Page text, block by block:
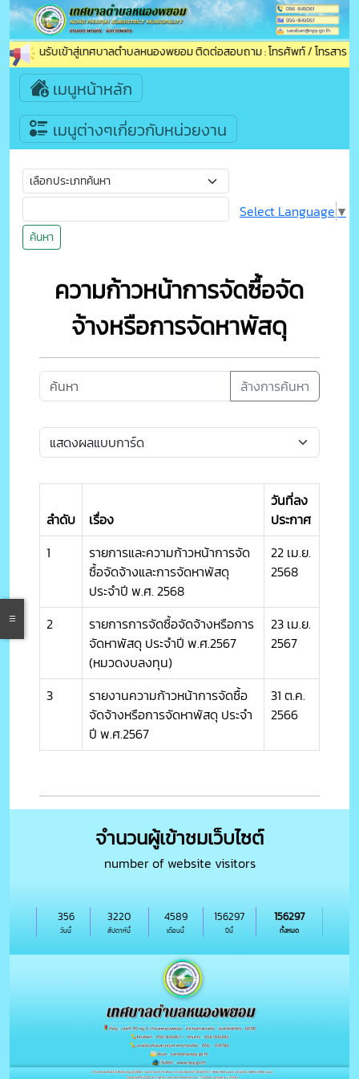
ยินดีต้อนรับเข้าสู่เทศบาลตำบลหนองพยอม ติดต่อสอบถาม : โทรศัพท์ / โทรสาร (แ
เมนูหน้าหลัก
เมนูต่างๆเกี่ยวกับหน่วยงาน
ค้นหา
Select Language ▼
ความก้าวหน้าการจัดซื้อจัด
จ้างหรือการจัดหาพัสดุ
ล้างการค้นหา
ลำดับ เรื่อง
วันที่ลง
ประกาศ
1
รายการและความก้าวหน้าการจัด
ซื้อจัดจ้างและการจัดหาพัสดุ
ประจำปี พ.ศ. 2568
22 เม.ย.
2568
2
รายการการจัดซื้อจัดจ้างหรือการ
จัดหาพัสดุ ประจำปี พ.ศ.2567
(หมวดงบลงทุน)
23 เม.ย.
2567
3
รายงานความก้าวหน้าการจัดซื้อ
จัดจ้างหรือการจัดหาพัสดุ ประจำ
ปี พ.ศ.2567
31 ต.ค.
2566
จำนวนผู้เข้าชมเว็บไซต์
number of website visitors
วันนี้
356
สัปดาห์นี้
3220
เดือนนี้
4589
ปีนี้
156297
ทั้งหมด
156297